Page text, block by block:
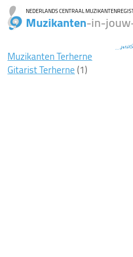
NEDERLANDS CENTRAAL
Muzikanten-in-
Muzikanten Terherne
Gitarist Terherne(1)